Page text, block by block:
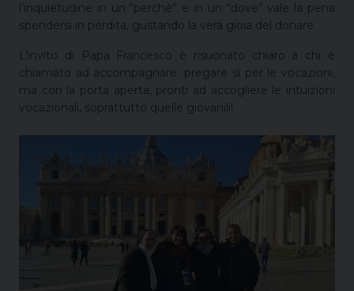
l’inquietudine in un “perché” e in un “dove” vale la pena
spendersi in perdita, gustando la vera gioia del donare.
L’invito di Papa Francesco è risuonato chiaro a chi è
chiamato ad accompagnare: pregare sì per le vocazioni,
ma con la porta aperta, pronti ad accogliere le intuizioni
vocazionali, soprattutto quelle giovanili!